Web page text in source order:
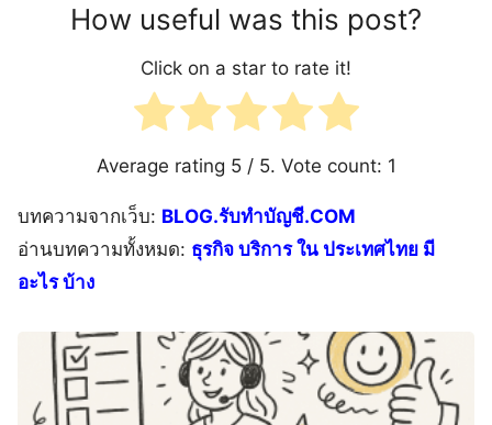
How useful was this post?
Click on a star to rate it!
Average rating 5/ 5. Vote count: 1
บทความจากเว็บ: BLOG.รับทำบัญชี.COM
อ่านบทความทั้งหมด: ธุรกิจ บริการ ใน ประเทศไทย มี
อะไร บ้าง